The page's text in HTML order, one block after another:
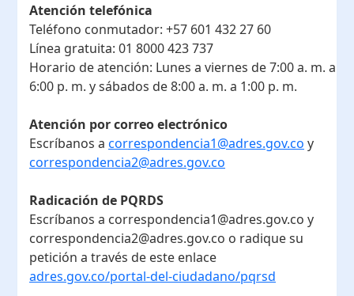
Atención telefónica
Teléfono conmutador: +57 601 432 27 60
Línea gratuita: 01 8000 423 737
Horario de atención: Lunes a viernes de 7:00 a. m. a
6:00 p. m. y sábados de 8:00 a. m. a 1:00 p. m.
Atención por correo electrónico
Escríbanos a correspondencia1@adres.gov.co y
correspondencia2@adres.gov.co
Radicación de PQRDS
Escríbanos a correspondencia1@adres.gov.co y
correspondencia2@adres.gov.co o radique su
petición a través de este enlace
adres.gov.co/portal-del-ciudadano/pqrsd